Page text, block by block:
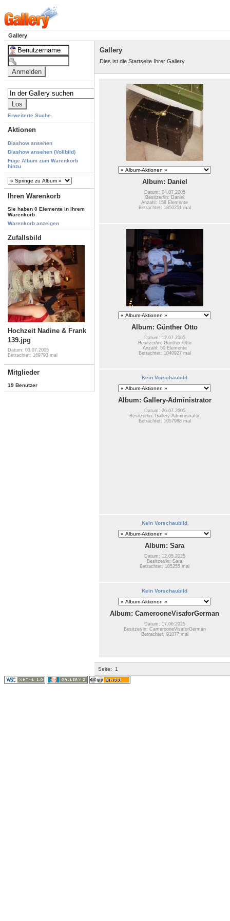
Gallery
Erweiterte Suche
Aktionen
Diashow ansehen
Diashow ansehen (Vollbild)
Füge Album zum Warenkorb
hinzu
Ihren Warenkorb
Sie haben 0 Elemente in Ihrem
Warenkorb
Warenkorb anzeigen
Zufallsbild
Hochzeit Nadine & Frank
139.jpg
Datum: 03.07.2005
Betrachtet: 169793 mal
Mitglieder
19 Benutzer
Gallery
Dies ist die Startseite Ihrer Gallery
Album: Daniel
Datum: 04.07.2005
Besitzer/in: Daniel
Anzahl: 158 Elemente
Betrachtet: 1850251 mal
Album: Günther Otto
Datum: 12.07.2005
Besitzer/in: Günther Otto
Anzahl: 50 Elemente
Betrachtet: 1040927 mal
Kein Vorschaubild
Album: Gallery-Administrator
Datum: 26.07.2005
Besitzer/in: Gallery-Administrator
Betrachtet: 1057988 mal
Kein Vorschaubild
Album: Sara
Datum: 12.05.2025
Besitzer/in: Sara
Betrachtet: 105255 mal
Kein Vorschaubild
Album: CamerooneVisaforGerman
Datum: 17.06.2025
Besitzer/in: CamerooneVisaforGerman
Betrachtet: 91077 mal
Seite: 1